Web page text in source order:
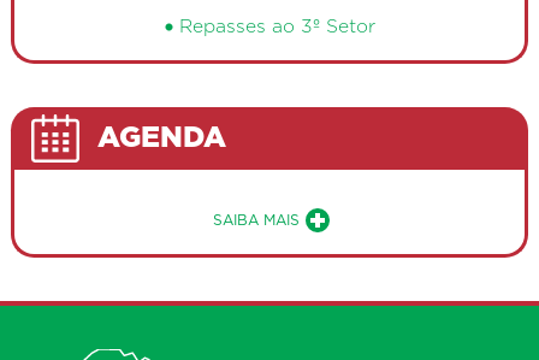
Repasses ao 3º Setor
AGENDA
SAIBA MAIS Sobre a Agenda de Eventos